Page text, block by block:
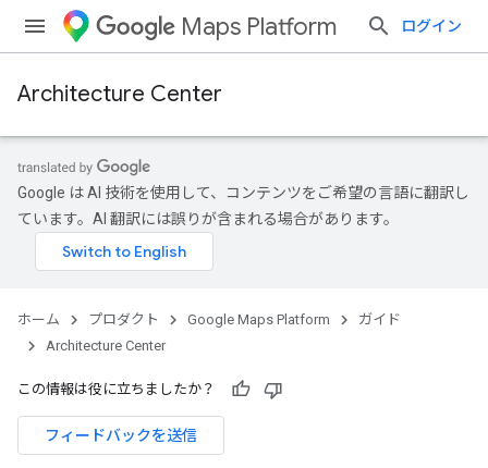
Maps Platform ログイン
Architecture Center
Google は AI 技術を使用して、コンテンツをご希望の言語に翻訳し
ています。AI 翻訳には誤りが含まれる場合があります。
ホーム プロダクト Google Maps Platform
ガイド
Architecture Center
この情報は役に立ちましたか？
フィードバックを送信